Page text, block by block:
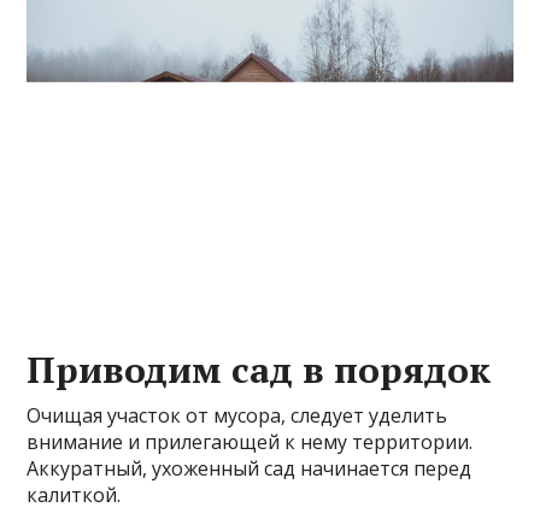
Приводим сад в порядок
Очищая участок от мусора, следует уделить
внимание и прилегающей к нему территории.
Аккуратный, ухоженный сад начинается перед
калиткой.